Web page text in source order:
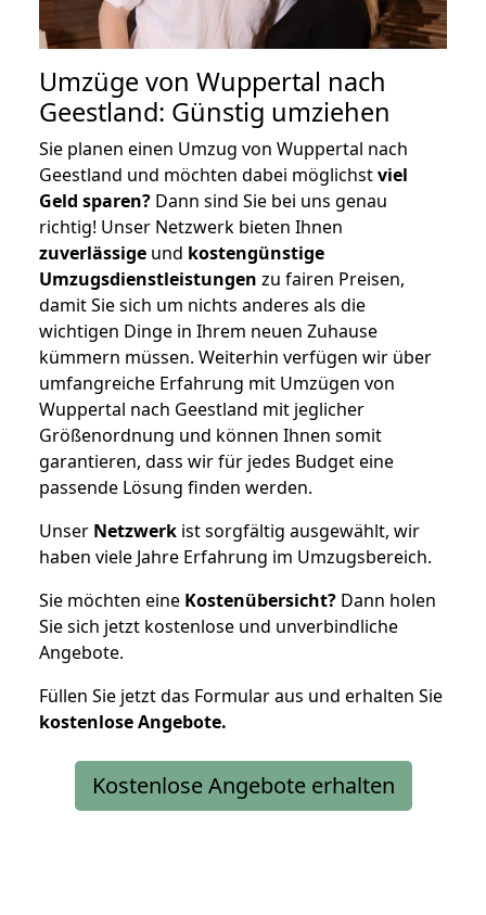
Umzüge von Wuppertal nach
Geestland: Günstig umziehen
Sie planen einen Umzug von Wuppertal nach
Geestland und möchten dabei möglichstviel
Geld sparen? Dann sind Sie bei uns genau
richtig! Unser Netzwerk bieten Ihnen
zuverlässige und kostengünstige
Umzugsdienstleistungen zu fairen Preisen,
damit Sie sich um nichts anderes als die
wichtigen Dinge in Ihrem neuen Zuhause
kümmern müssen. Weiterhin verfügen wir über
umfangreiche Erfahrung mit Umzügen von
Wuppertal nach Geestland mit jeglicher
Größenordnung und können Ihnen somit
garantieren, dass wir für jedes Budget eine
passende Lösung finden werden.
Unser Netzwerk ist sorgfältig ausgewählt, wir
haben viele Jahre Erfahrung im Umzugsbereich.
Sie möchten eine Kostenübersicht? Dann holen
Sie sich jetzt kostenlose und unverbindliche
Angebote.
Füllen Sie jetzt das Formular aus und erhalten Sie
kostenloseAngebote.
Kostenlose Angebote erhalten